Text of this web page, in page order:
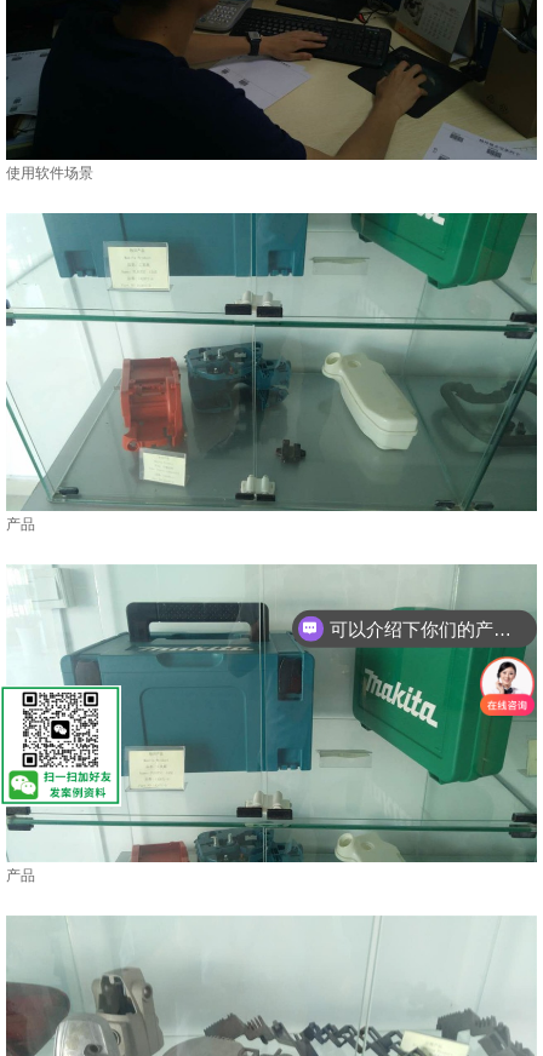
使用软件场景
产品
产品
你们是怎么收费的呢？